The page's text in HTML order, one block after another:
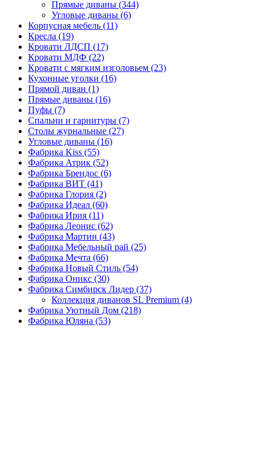
Прямые диваны (344)
Угловые диваны (6)
Корпусная мебель (11)
Кресла (19)
Кровати ЛДСП (17)
Кровати МДФ (22)
Кровати с мягким изголовьем (23)
Кухонные уголки (16)
Прямой диван (1)
Прямые диваны (16)
Пуфы (7)
Спальни и гарнитуры (7)
Столы журнальные (27)
Угловые диваны (16)
Фабрика Kiss (55)
Фабрика Атрик (52)
Фабрика Брендос (6)
Фабрика ВИТ (41)
Фабрика Глория (2)
Фабрика Идеал (60)
Фабрика Ирия (11)
Фабрика Леонис (62)
Фабрика Мартин (43)
Фабрика Мебельный рай (25)
Фабрика Мечта (66)
Фабрика Новый Стиль (54)
Фабрика Оникс (30)
Фабрика Симбирск Лидер (37)
Коллекция диванов SL Premium (4)
Фабрика Уютный Дом (218)
Фабрика Юляна (53)